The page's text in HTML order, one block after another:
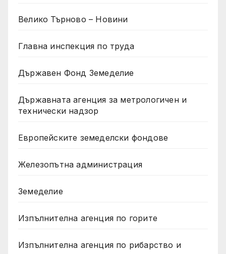
Велико Търново – Новини
Главна инспекция по труда
Държавен Фонд Земеделие
Държавната агенция за метрологичен и
технически надзор
Европейските земеделски фондове
Железопътна администрация
Земеделие
Изпълнителна агенция по горите
Изпълнителна агенция по рибарство и